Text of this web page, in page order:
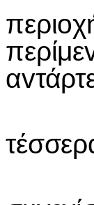
περιo
περίμε
αv